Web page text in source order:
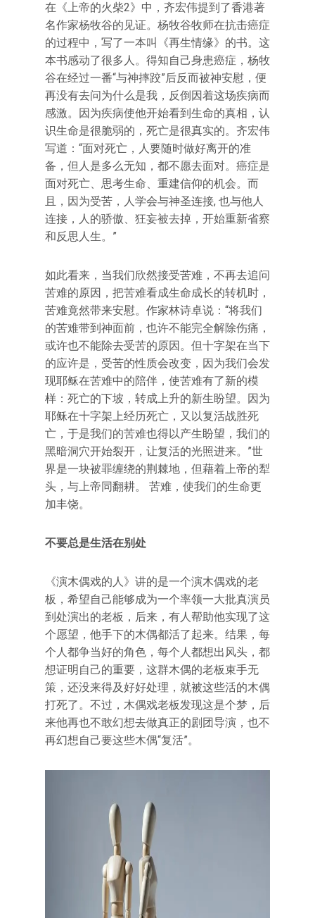
在《上帝的火柴2》中，齐宏伟提到了香港著
名作家杨牧谷的见证。杨牧谷牧师在抗击癌症
的过程中，写了一本叫《再生情缘》的书。这
本书感动了很多人。得知自己身患癌症，杨牧
谷在经过一番“与神摔跤”后反而被神安慰，便
再没有去问为什么是我，反倒因着这场疾病而
感激。因为疾病使他开始看到生命的真相，认
识生命是很脆弱的，死亡是很真实的。齐宏伟
写道：“面对死亡，人要随时做好离开的准
备，但人是多么无知，都不愿去面对。癌症是
面对死亡、思考生命、重建信仰的机会。而
且，因为受苦，人学会与神圣连接, 也与他人
连接，人的骄傲、狂妄被去掉，开始重新省察
和反思人生。”
如此看来，当我们欣然接受苦难，不再去追问
苦难的原因，把苦难看成生命成长的转机时，
苦难竟然带来安慰。作家林诗卓说：“将我们
的苦难带到神面前，也许不能完全解除伤痛，
或许也不能除去受苦的原因。但十字架在当下
的应许是，受苦的性质会改变，因为我们会发
现耶稣在苦难中的陪伴，使苦难有了新的模
样：死亡的下坡，转成上升的新生盼望。因为
耶稣在十字架上经历死亡，又以复活战胜死
亡，于是我们的苦难也得以产生盼望，我们的
黑暗洞穴开始裂开，让复活的光照进来。”世
界是一块被罪缠绕的荆棘地，但藉着上帝的犁
头，与上帝同翻耕。 苦难，使我们的生命更
加丰饶。
不要总是生活在别处
《演木偶戏的人》讲的是一个演木偶戏的老
板，希望自己能够成为一个率领一大批真演员
到处演出的老板，后来，有人帮助他实现了这
个愿望，他手下的木偶都活了起来。结果，每
个人都争当好的角色，每个人都想出风头，都
想证明自己的重要，这群木偶的老板束手无
策，还没来得及好好处理，就被这些活的木偶
打死了。不过，木偶戏老板发现这是个梦，后
来他再也不敢幻想去做真正的剧团导演，也不
再幻想自己要这些木偶“复活”。